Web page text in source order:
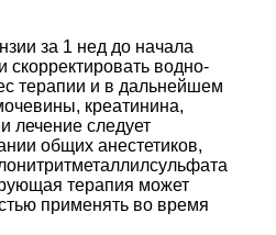
за 1 нед до начала
скорректировать водно-
терапии и в дальнейшем
креатинина,
лечение следует
общих анестетиков,
терапия может
применять во время